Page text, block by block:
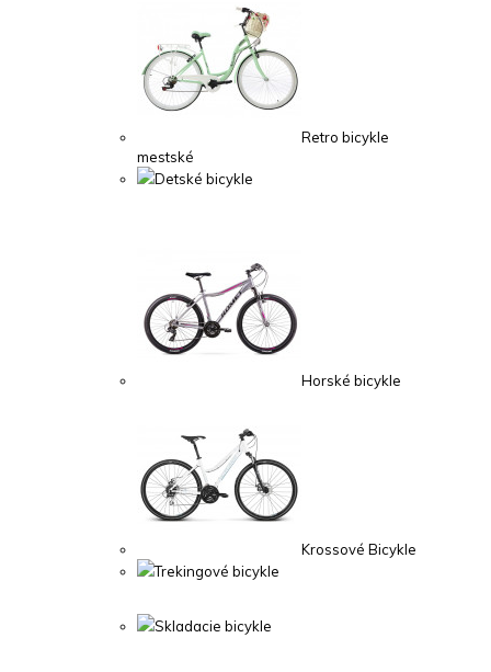
Retro bicykle
mestské
Detské bicykle
Horské bicykle
Krossové Bicykle
Trekingové bicykle
Skladacie bicykle